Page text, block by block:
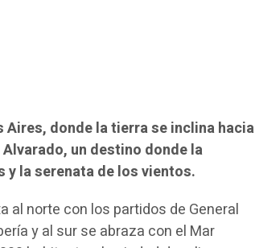
Aires, donde la tierra se inclina hacia
un destino donde la
la serenata de los vientos.
al norte con los partidos de General
y al sur se abraza con el Mar